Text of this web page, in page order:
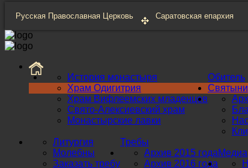
Русская Православная Церковь Саратовская епархия
Обитель
История монастыря
Храм Одигитрия
Храм Вифлеемских младенцев
Свято-Алексиевский храм
Монастырские лавки
Святыни
Требы
Литургия
Молебны
Заказать требу
Медиа
Архив 2015 года
Архив 2016 года